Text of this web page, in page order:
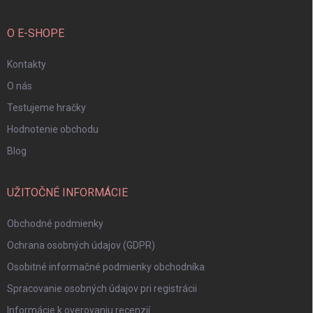
O E-SHOPE
Kontakty
O nás
Testujeme hračky
Hodnotenie obchodu
Blog
UŽITOČNÉ INFORMÁCIE
Obchodné podmienky
Ochrana osobných údajov (GDPR)
Osobitné informačné podmienky obchodníka
Spracovanie osobných údajov pri registrácii
Informácie k overovaniu recenzií